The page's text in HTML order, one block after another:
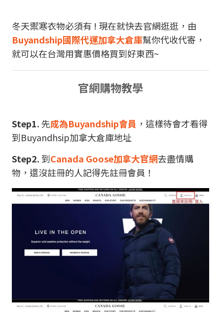
冬天禦寒衣物必須有 ! 現在就快去官網逛逛，由
Buyandship國際代運加拿大倉庫幫你代收代寄，
就可以在台灣用實惠價格買到好東西~
官網購物教學
Step1.先成為Buyandship會員 ，這樣待會才看得
到Buyandhsip加拿大倉庫地址
Step2. 到Canada Goose加拿大官網去盡情購
物，還沒註冊的人記得先註冊會員！